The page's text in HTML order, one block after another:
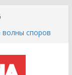
споров
Настоящий